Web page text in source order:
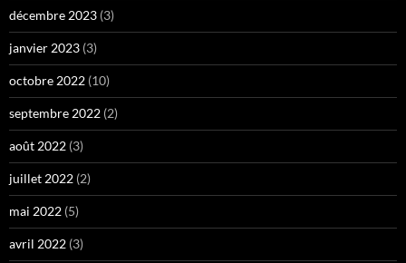
décembre 2023 (3)
janvier 2023 (3)
octobre 2022 (10)
septembre 2022 (2)
août 2022 (3)
juillet 2022 (2)
mai 2022 (5)
avril 2022 (3)